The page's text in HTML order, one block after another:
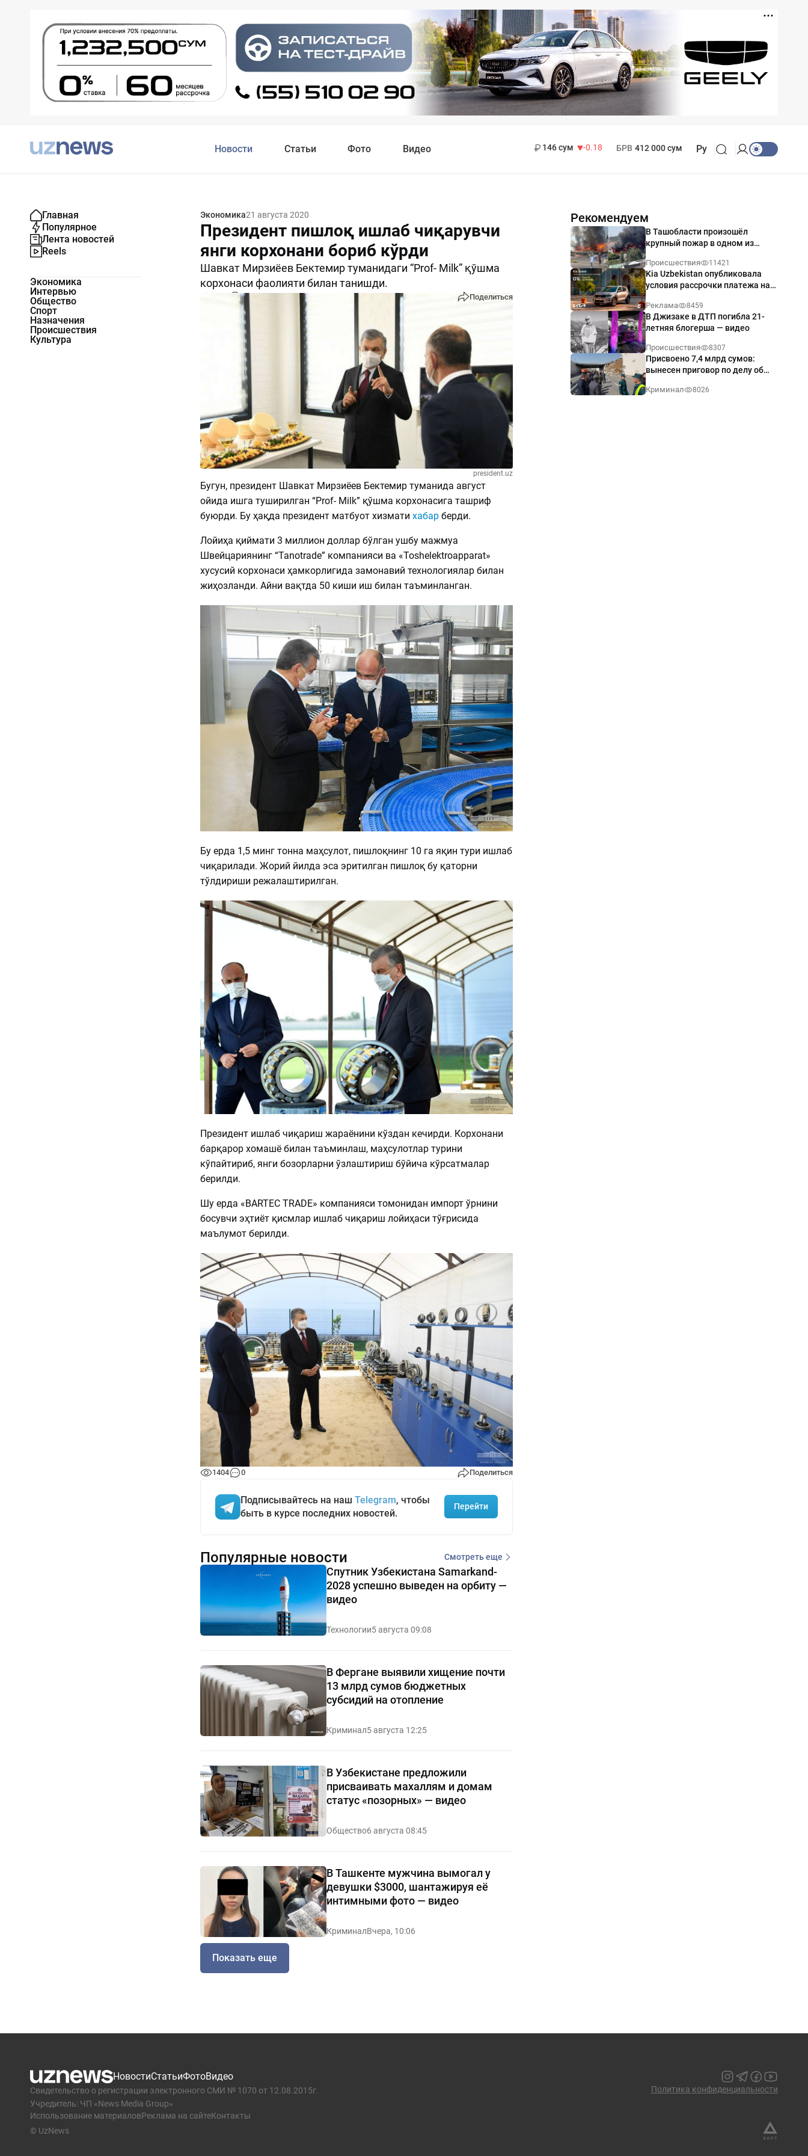
Новости Статьи Фото Видео
146 сум
-0.18
БРВ 412 000 сум Ру
Главная
Популярное
Лента новостей
Reels
Экономика
Интервью
Общество
Спорт
Назначения
Происшествия
Культура
Экономика21 августа 2020
Президент пишлоқ ишлаб чиқарувчи
янги корхонани бориб кўрди
Шавкат Мирзиёев Бектемир туманидаги “Prof- Milk” қўшма
корхонаси фаолияти билан танишди.
0 Поделиться
president.uz
Бугун, президент Шавкат Мирзиёев Бектемир туманида август
ойида ишга туширилган “Prof- Milk” қўшма корхонасига ташриф
буюрди. Бу ҳақда президент матбуот хизмати хабарберди.
Лойиҳа қиймати 3 миллион доллар бўлган ушбу мажмуа
Швейцариянинг “Tanotrade” компанияси ва «Toshelektroapparat»
хусусий корхонаси ҳамкорлигида замонавий технологиялар билан
жиҳозланди. Айни вақтда 50 киши иш билан таъминланган.
Бу ерда 1,5 минг тонна маҳсулот, пишлоқнинг 10 га яқин тури ишлаб
чиқарилади. Жорий йилда эса эритилган пишлоқ бу қаторни
тўлдириши режалаштирилган.
Президент ишлаб чиқариш жараёнини кўздан кечирди. Корхонани
барқарор хомашё билан таъминлаш, маҳсулотлар турини
кўпайтириб, янги бозорларни ўзлаштириш бўйича кўрсатмалар
берилди.
Шу ерда «BARTEC TRADE» компанияси томонидан импорт ўрнини
босувчи эҳтиёт қисмлар ишлаб чиқариш лойиҳаси тўғрисида
маълумот берилди.
1404 0 Поделиться
Подписывайтесь на наш Telegram, чтобы
быть в курсе последних новостей.
Перейти
Рекомендуем
В Ташобласти произошёл
крупный пожар в одном из
Происшествия 11421
Kia Uzbekistan опубликовала
условия рассрочки платежа на
годовых
Реклама 8459
В Джизаке в ДТП погибла 21-
летняя блогерша — видео
Происшествия 8307
Присвоено 7,4 млрд сумов:
вынесен приговор по делу об
Ташкенте
Криминал 8026
Популярные новости Смотреть еще
Спутник Узбекистана Samarkand-
2028 успешно выведен на орбиту —
видео
Технологии5 августа 09:08
В Фергане выявили хищение почти
13 млрд сумов бюджетных
субсидий на отопление
Криминал5 августа 12:25
В Узбекистане предложили
присваивать махаллям и домам
статус «позорных» — видео
Общество6 августа 08:45
В Ташкенте мужчина вымогал у
девушки $3000, шантажируя её
интимными фото — видео
КриминалВчера, 10:06
Показать еще
НовостиСтатьиФотоВидео
Свидетельство о регистрации электронного СМИ № 1070 от 12.08.2015г.
Учредитель: ЧП «News Media Group»
Использование материаловРеклама на сайтеКонтакты
Политика конфиденциальности
© UzNews